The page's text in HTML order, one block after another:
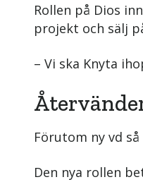
Rollen på Dios
projekt och sälj
– Vi ska Knyta
Förutom ny vd
Den nya rollen